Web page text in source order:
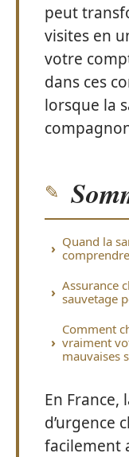
peut
visites en
votre
dans ces
lorsque la
Quand la
Assurance
sauvetage
Comment
vraiment
mauvaises
En France,
d’urgence
facilement